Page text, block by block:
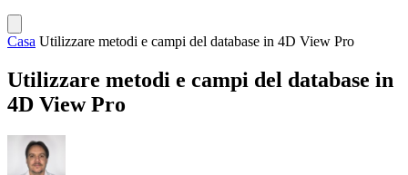
Casa Utilizzare metodi e campi del database in 4D View Pro
Utilizzare metodi e campi del database in
4D View Pro